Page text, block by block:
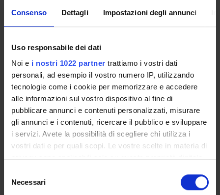
Consenso Dettagli Impostazioni degli annunci
Uso responsabile dei dati
Noi e i nostri 1022 partner trattiamo i vostri dati
personali, ad esempio il vostro numero IP, utilizzando
tecnologie come i cookie per memorizzare e accedere
alle informazioni sul vostro dispositivo al fine di
pubblicare annunci e contenuti personalizzati, misurare
gli annunci e i contenuti, ricercare il pubblico e sviluppare
i servizi. Avete la possibilità di scegliere chi utilizza i
vostri dati e per quali scopi. Le vostre scelte in materia di
privacy sono applicabili solo su questa proprietà digitale
modificare o revocare il proprio consenso in qualsiasi
momento dalla Dichiarazione sui cookie o facendo clic
delNecessari
procedure amministrative, ecc.).
Entra in MyUnivr con le tue credenziali GIA: solo così
della tua segreteria via mail e anche tramite l'app Univr.
MYUNIVR
Presentazione
Come iscriversi e Requisiti di ammissione
Piani didattici
Insegnamenti
Organi collegiali e di governo